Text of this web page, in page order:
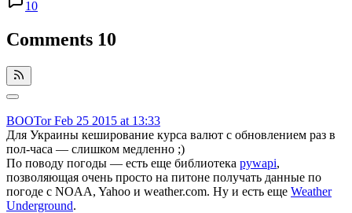
10
Comments 10
BOOTorFeb 25 2015 at 13:33
Для Украины кеширование курса валют с обновлением раз в
пол-часа — слишком медленно ;)
По поводу погоды — есть еще библиотека pywapi,
позволяющая очень просто на питоне получать данные по
погоде с NOAA, Yahoo и weather.com. Ну и есть еще Weather
Underground.